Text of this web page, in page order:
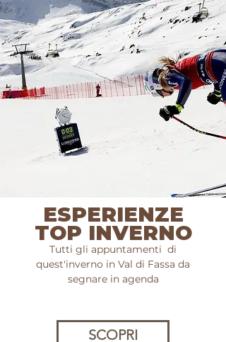
della
bicicletta. Il nostro consiglio:la pista
ciclabile delle Dolomiti, che parte da Alba di
Canazei e si snoda poi per 48 km per la Val di
Fassa, lungo il fiume Avisio, fino alla Val di
Fiemme.
ESPERIENZE
TOP INVERNO
Tutti gli appuntamenti di
quest'inverno in Val di Fassa da
segnare in agenda
SCOPRI